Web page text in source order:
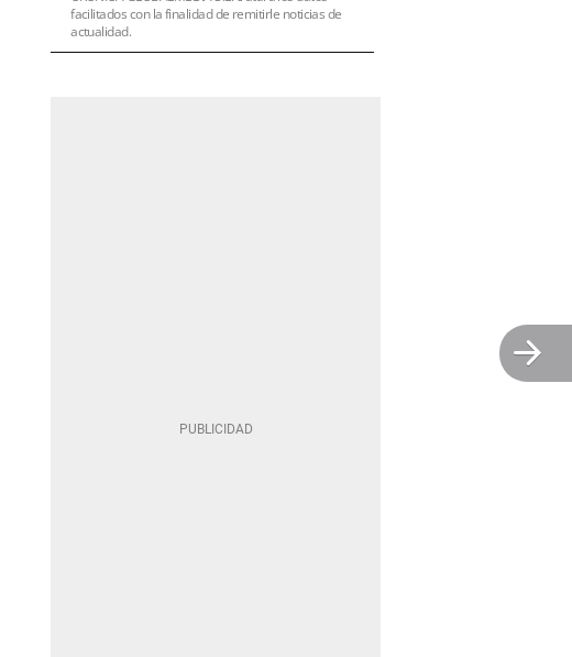
facilitados con la finalidad de remitirle noticias de
actualidad.